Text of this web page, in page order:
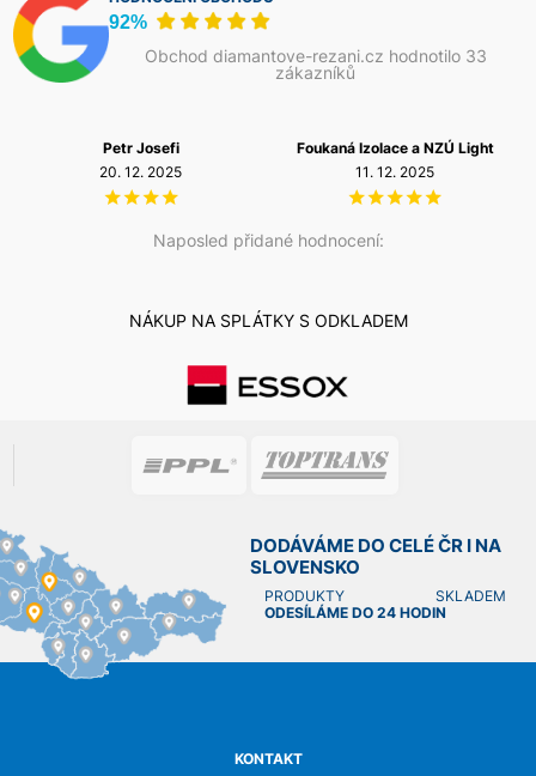
92%
Obchod diamantove-rezani.cz hodnotilo 33
zákazníků
Naposled přidané hodnocení:
Petr Josefi
20. 12. 2025
Foukaná Izolace a NZÚ Light
11. 12. 2025
NÁKUP NA SPLÁTKY S ODKLADEM
DODÁVÁME DO CELÉ ČR I NA
SLOVENSKO
PRODUKTY SKLADEM
ODESÍLÁME DO 24 HODIN
KONTAKT